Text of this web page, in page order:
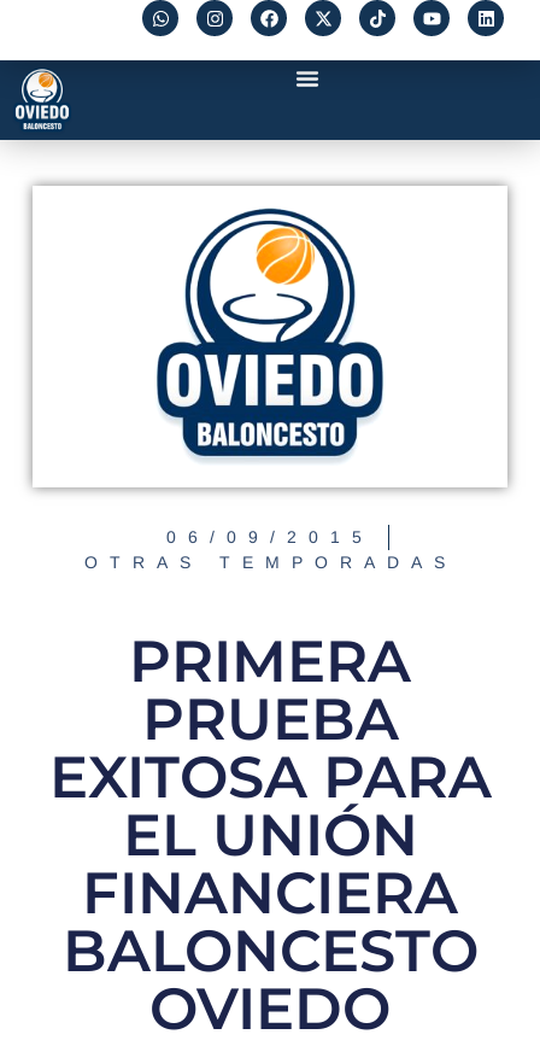
06/09/2015
OTRAS TEMPORADAS
PRIMERA
PRUEBA
EXITOSA PARA
EL UNIÓN
FINANCIERA
BALONCESTO
OVIEDO